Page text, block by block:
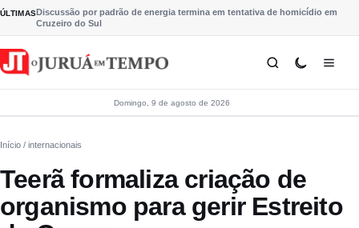
Pular para o conteúdo
ÚLTIMASDiscussão por padrão de energia termina em tentativa de homicídio em
Cruzeiro do Sul
Domingo, 9 de agosto de 2026
Início / internacionais
Teerã formaliza criação de
organismo para gerir Estreito